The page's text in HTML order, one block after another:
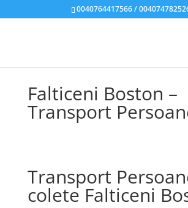
0040764417566 /
Falticeni Boston –
Transport
Transport
colete Falticeni